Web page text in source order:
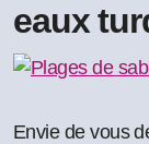
eaux
Envie de vous